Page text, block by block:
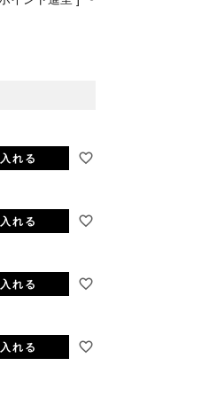
れる
れる
れる
れる